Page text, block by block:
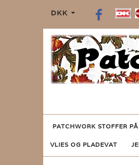
DKK
PATCHWORK STOFFER
VLIES OG PLADEVAT